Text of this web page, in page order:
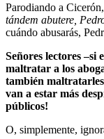
Parodiando a
tándem abutere,
cuándo abusarás,
Señores lectores –si
maltratar a los
también maltratarles
van a estar más
públicos!
O, simplemente,